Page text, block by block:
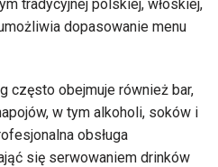
tradycyjnej polskiej, włoskiej,
dopasowanie menu
często obejmuje również bar,
w tym alkoholi, soków i
obsługa
się serwowaniem drinków